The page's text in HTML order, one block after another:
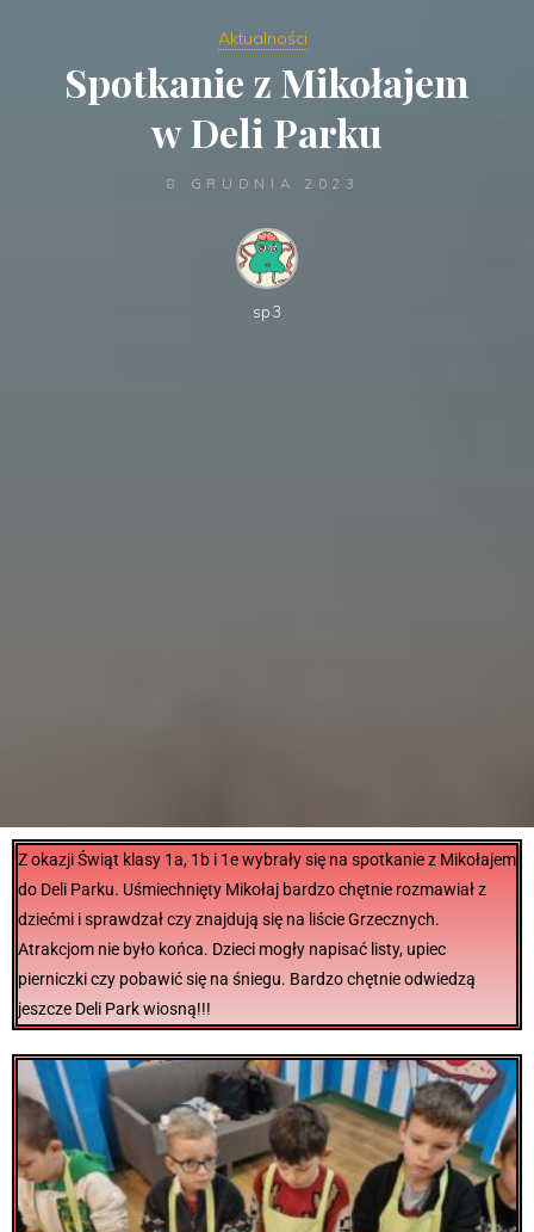
Aktualności
Spotkanie z Mikołajem
w Deli Parku
8 GRUDNIA 2023
sp3
Z okazji Świąt klasy 1a, 1b i 1e wybrały się na spotkanie z Mikołajem
do Deli Parku. Uśmiechnięty Mikołaj bardzo chętnie rozmawiał z
dziećmi i sprawdzał czy znajdują się na liście Grzecznych.
Atrakcjom nie było końca. Dzieci mogły napisać listy, upiec
pierniczki czy pobawić się na śniegu. Bardzo chętnie odwiedzą
jeszcze Deli Park wiosną!!!